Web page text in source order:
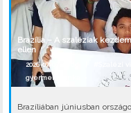
Brazília – A szaléziak
ellen
2026-07-07 Kedd |
gyermekmunka
Brazíliában júniusban